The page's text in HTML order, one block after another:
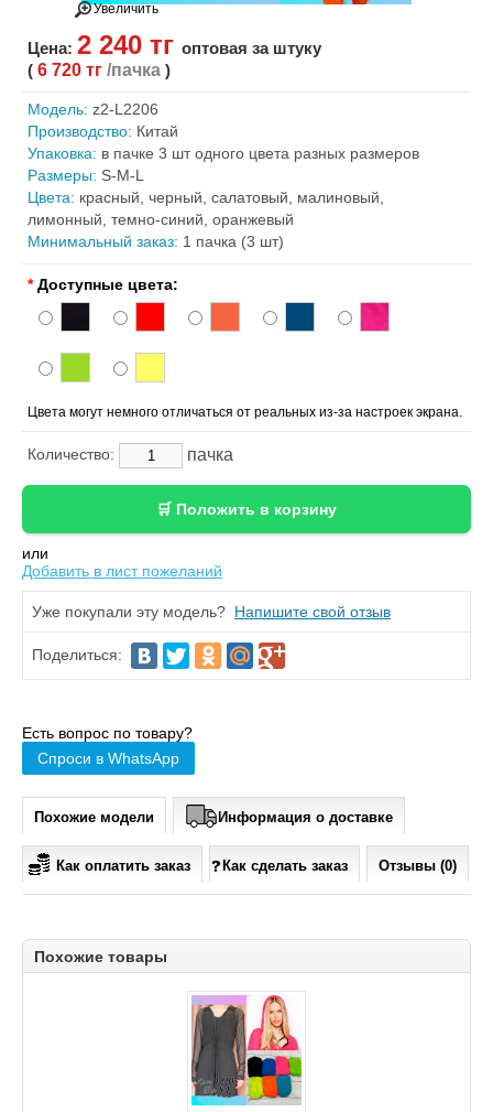
Увеличить
Цена: 2 240 тг оптовая за штуку
( 6 720 тг /пачка )
Модель: z2-L2206
Производство: Китай
Упаковка: в пачке 3 шт одного цвета разных размеров
Размеры: S-M-L
Цвета: красный, черный, салатовый, малиновый,
лимонный, темно-синий, оранжевый
Минимальный заказ: 1 пачка (3 шт)
* Доступные цвета:
Цвета могут немного отличаться от реальных из-за настроек экрана.
Количество: пачка
или
Добавить в лист пожеланий
Уже покупали эту модель? Напишите свой отзыв
Поделиться:
Есть вопрос по товару?
Спроси в WhatsApp
Похожие модели Информация о доставке
Как оплатить заказ Как сделать заказ Отзывы (0)
Похожие товары